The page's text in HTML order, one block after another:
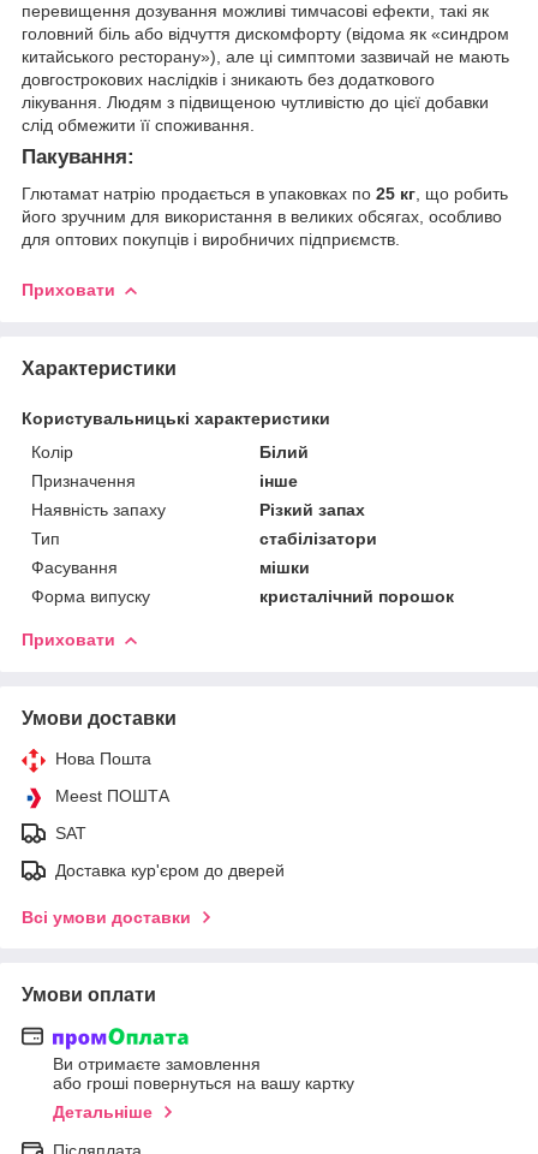
перевищення дозування можливі тимчасові ефекти, такі як
головний біль або відчуття дискомфорту (відома як «синдром
китайського ресторану»), але ці симптоми зазвичай не мають
довгострокових наслідків і зникають без додаткового
лікування. Людям з підвищеною чутливістю до цієї добавки
слід обмежити її споживання.
Пакування:
Глютамат натрію продається в упаковках по 25 кг , що робить
його зручним для використання в великих обсягах, особливо
для оптових покупців і виробничих підприємств.
Приховати
Характеристики
Користувальницькі характеристики
Колір
Білий
Призначення
інше
Наявність запаху
Різкий запах
Тип
стабілізатори
Фасування
мішки
Форма випуску
кристалічний порошок
Приховати
Умови доставки
Нова Пошта
Meest ПОШТА
SAT
Доставка кур'єром до дверей
Всі умови доставки
Умови оплати
Ви отримаєте замовлення
або гроші повернуться на вашу картку
Детальніше